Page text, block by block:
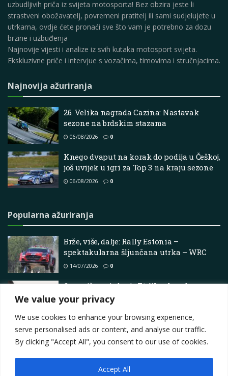
We value your privacy
We use cookies to enhance your browsing experience,
serve personalised ads or content, and analyse our traffic.
By clicking "Accept All", you consent to our use of cookies.
Accept All
uzbudljivih priča iz svijeta motosporta! Bez obzira jeste li
strastveni obožavatelj, povremeni pratitelj ili sami sudjelujete u
utrkama, ovdje ćete pronaći sve što vam je potrebno za dozu
brzine i uzbuđenja
Najnovije vijesti i analize iz svih kutaka motosport svijeta.
Ekskluzivne priče i intervjue s vozačima, timovima i stručnjacima.
Najnovija ažuriranja
26. Velika nagrada Cazina: Nastavak
sezone na brdskim stazama
06/08/2026 0
Knego dvaput na korak do podija u Češkoj,
još uvijek u igri za Top 3 na kraju sezone
06/08/2026 0
Popularna ažuriranja
Brže, više, dalje: Rally Estonia –
spektakularna šljunčana utrka – WRC
14/07/2026 0
Ograničeno izdanje F1 filmske robe
predstavljeno prije ljetne premijere
Contact